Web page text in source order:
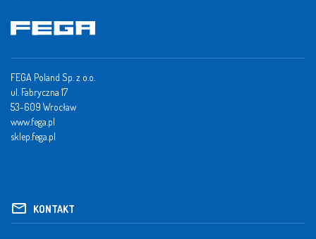
FEGA Poland Sp. z o.o.
ul. Fabryczna 17
53-609 Wrocław
www.fega.pl
sklep.fega.pl
KONTAKT